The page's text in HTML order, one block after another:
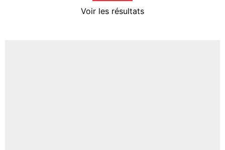
Voir les résultats